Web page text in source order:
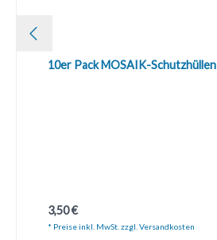
10er Pack MOSAIK-Schutzhüllen
Regulärer Preis:
3,50 €
* Preise inkl. MwSt. zzgl. Versandkosten